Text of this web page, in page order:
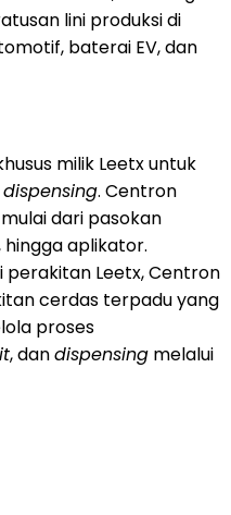
lini produksi di
baterai EV, dan
milik Leetx untuk
. Centron
dari pasokan
aplikator.
Leetx, Centron
cerdas terpadu yang
proses
, dandispensing melalui